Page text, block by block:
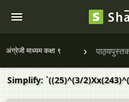
अंग्रेजी माध्यम कक्षा ९
Simplify: `((25)^(3/